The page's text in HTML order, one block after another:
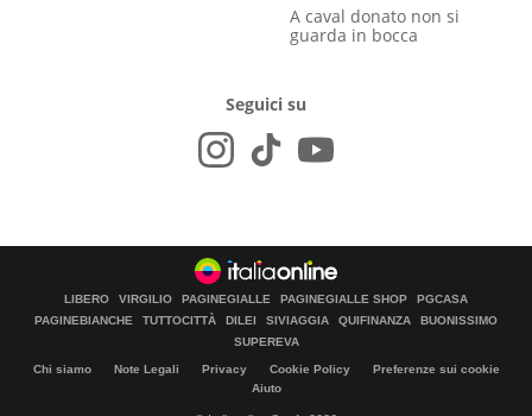
A caval donato non si
guarda in bocca
Seguici su
LIBERO VIRGILIO PAGINEGIALLE PAGINEGIALLE SHOP
PGCASA
PAGINEBIANCHE
TUTTOCITTÀ DILEI SIVIAGGIA QUIFINANZA
BUONISSIMO
SUPEREVA
Chi siamo Note Legali Privacy Cookie Policy
Preferenze sui cookie
Aiuto